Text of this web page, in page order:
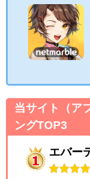
当サイト（ア
ングTOP3
エバー